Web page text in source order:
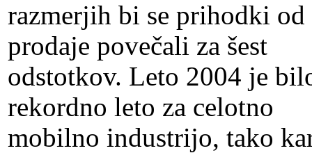
razmerjih bi se prihodki od
prodaje povečali za šest
odstotkov. Leto 2004 je
rekordno leto za celotno
mobilno industrijo, tako